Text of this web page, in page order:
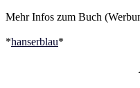
Mehr Infos zum Buch
*hanserblau*